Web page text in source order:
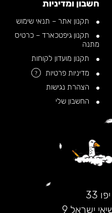
חשבון ומדיניות
תקנון אתר – תנאי שימוש
תקנון גיפטכארד – כרטיס
מתנה
תקנון מועדון לקוחות
מדיניות פרטיות
?
הצהרת נגישות
החשבון שלי
33
ישראל 9